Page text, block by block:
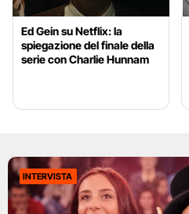
Ed Gein su Netflix: la
spiegazione del finale della
serie con Charlie Hunnam
INTERVISTA